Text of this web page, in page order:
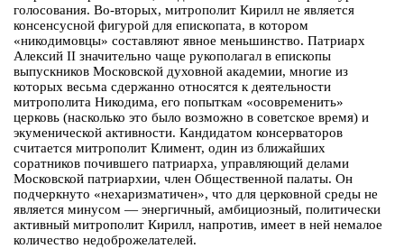
голосования. Во-вторых, митрополит Кирилл не является
консенсусной фигурой для епископата, в котором
«никодимовцы» составляют явное меньшинство. Патриарх
Алексий II значительно чаще рукополагал в епископы
выпускников Московской духовной академии, многие из
которых весьма сдержанно относятся к деятельности
митрополита Никодима, его попыткам «осовременить»
церковь (насколько это было возможно в советское время) и
экуменической активности. Кандидатом консерваторов
считается митрополит Климент, один из ближайших
соратников почившего патриарха, управляющий делами
Московской патриархии, член Общественной палаты. Он
подчеркнуто «нехаризматичен», что для церковной среды не
является минусом — энергичный, амбициозный, политически
активный митрополит Кирилл, напротив, имеет в ней немалое
количество недоброжелателей.